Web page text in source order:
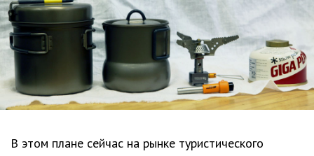
В этом плане сейчас на рынке туристического